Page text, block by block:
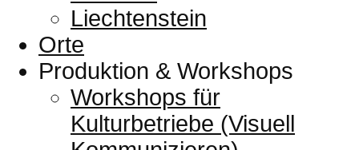
Liechtenstein
Orte
Produktion & Workshops
Workshops für
Kulturbetriebe (Visuell